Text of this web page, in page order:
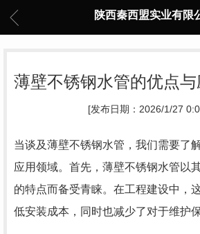
陕西秦西盟实业有限
薄壁不锈钢水管的优点
[发布日期：2026/1/27
当谈及薄壁不锈钢水管，我们需要了
应用领域。首先，薄壁不锈钢水管以
的特点而备受青睐。在工程建设中，
低安装成本，同时也减少了对于维护